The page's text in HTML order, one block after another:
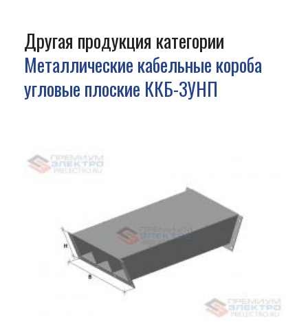
Другая продукция категории
Металлические кабельные короба
угловые плоские ККБ-3УНП